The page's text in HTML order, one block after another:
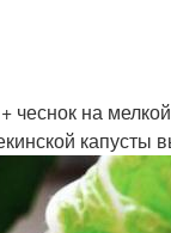
чеснок на